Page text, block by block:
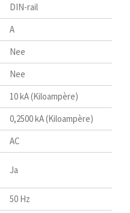
DIN-rail
A
Nee
Nee
10 kA (Kiloampère)
0,2500 kA (Kiloampère)
AC
Ja
50 Hz